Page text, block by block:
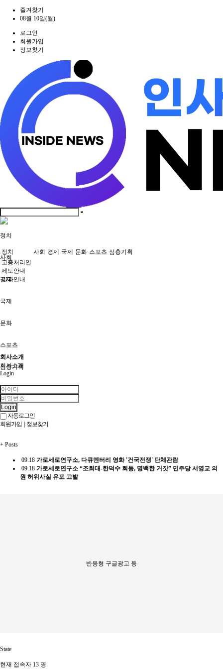
즐겨찾기
08월 10일(월)
로그인
회원가입
정보찾기
정치
사회
경제
국제
문화
스포츠
심층기획
고충처리인
정치 사회 경제 국제 문화 스포츠 심층기획
고충처리인
제도안내
결과안내
회사소개
회사소개
Login
Login
자동로그인
회원가입
정보찾기
+ Posts
09.18 가로세로연구소, 다큐멘터리 영화 '건국전쟁' 단체관람
09.18 가로세로연구소 “조희대-한덕수 회동, 명백한 거짓” 민주당 서영교 의
원 허위사실 유포 고발
반응형 구글광고 등
State
현재 접속자 13 명